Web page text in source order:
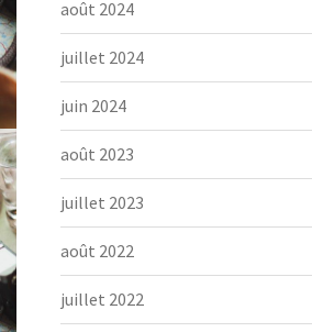
août 2024
juillet 2024
juin 2024
août 2023
juillet 2023
août 2022
juillet 2022